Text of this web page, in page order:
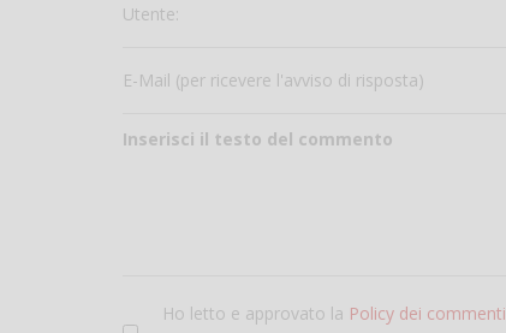
Utente:
E-Mail (per ricevere l'avviso di risposta)
Inserisci il testo del commento
Ho letto e approvato la Policy dei commenti